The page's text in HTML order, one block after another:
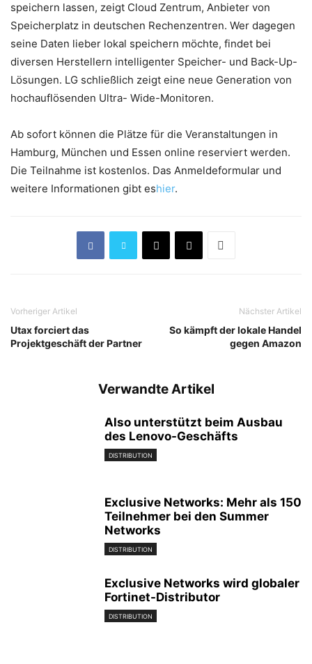
speichern lassen, zeigt Cloud Zentrum, Anbieter von
Speicherplatz in deutschen Rechenzentren. Wer dagegen
seine Daten lieber lokal speichern möchte, findet bei
diversen Herstellern intelligenter Speicher- und Back-Up-
Lösungen. LG schließlich zeigt eine neue Generation von
hochauflösenden Ultra- Wide-Monitoren.
Ab sofort können die Plätze für die Veranstaltungen in
Hamburg, München und Essen online reserviert werden.
Die Teilnahme ist kostenlos. Das Anmeldeformular und
weitere Informationen gibt eshier.
Vorheriger Artikel
Utax forciert das
Projektgeschäft der Partner
Nächster Artikel
So kämpft der lokale Handel
gegen Amazon
Verwandte Artikel
Also unterstützt beim Ausbau
des Lenovo-Geschäfts
DISTRIBUTION
Exclusive Networks: Mehr als 150
Teilnehmer bei den Summer
Networks
DISTRIBUTION
Exclusive Networks wird globaler
Fortinet-Distributor
DISTRIBUTION